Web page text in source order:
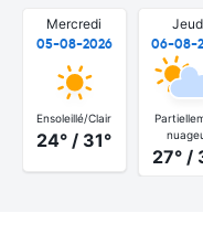
Mercredi
05-08-2026
Ensoleillé/Clair
24° / 31°
06-08-
27° /